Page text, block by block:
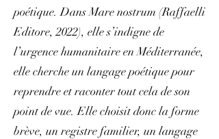
poétique. Dans Mare nostrum (Raffaelli
Editore, 2022), elle s’indigne de
l’urgence humanitaire en Méditerranée,
elle cherche un langage poétique pour
reprendre et raconter tout cela de son
point de vue. Elle choisit donc la forme
brève, un registre familier, un langage